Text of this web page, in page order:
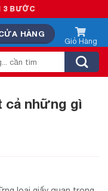
HÀNG
cả những gì